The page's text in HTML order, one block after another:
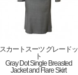
スカートスーツ グレードッ
ト
Gray Dot Single Breasted
Jacket and Flare Skirt